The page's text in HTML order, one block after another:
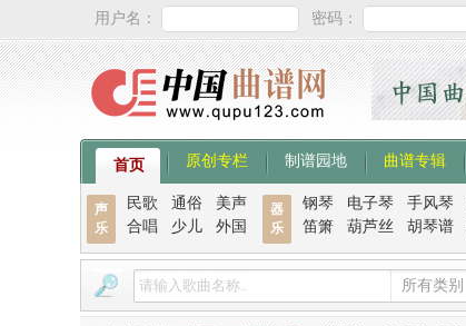
用户名： 密码：
首页 原创专栏 制谱园地 曲谱专辑
声
乐
民歌 通俗
美声
合唱
少儿 外国
器
乐
钢琴 电子琴 手风琴
笛箫
葫芦丝 胡琴谱
所有类别